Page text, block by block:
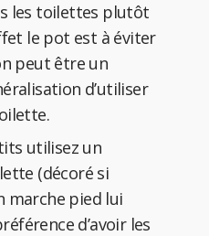
les toilettes plutôt
le pot est à éviter
peut être un
d’utiliser
utilisez un
(décoré si
marche pied lui
d’avoir les